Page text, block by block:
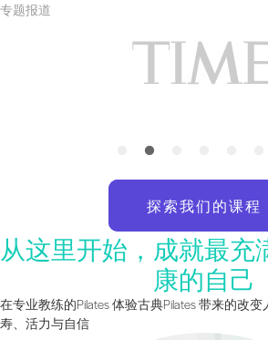
专题报道
探索我们的课程
从这里开始，成就最充
康的自己
在专业教练的Pilates 体验古典Pilates 带来的改
寿、活力与自信